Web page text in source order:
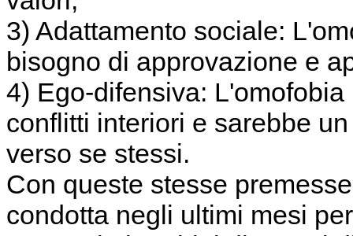
3) Adattamento sociale:
bisogno di approvazione e
4) Ego-difensiva:
conflitti interiori e sarebbe
verso se stessi.
Con queste stesse
condotta negli ultimi mesi